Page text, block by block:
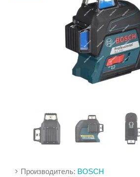
Производитель: BOSCH